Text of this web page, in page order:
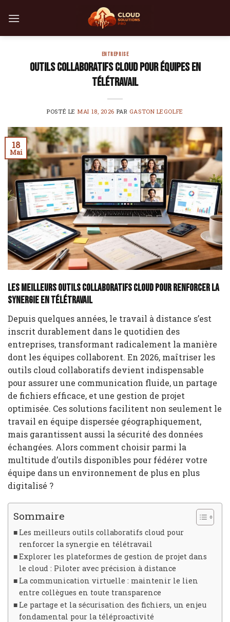
ENTREPRISE
Outils collaboratifs cloud pour équipes en
télétravail
POSTÉ LE MAI 18, 2026 PAR GASTON LEGOLFE
18
Mai
Les meilleurs outils collaboratifs cloud pour renforcer la
synergie en télétravail
Depuis quelques années, le travail à distance s’est
inscrit durablement dans le quotidien des
entreprises, transformant radicalement la manière
dont les équipes collaborent. En 2026, maîtriser les
outils cloud collaboratifs devient indispensable
pour assurer une communication fluide, un partage
de fichiers efficace, et une gestion de projet
optimisée. Ces solutions facilitent non seulement le
travail en équipe dispersée géographiquement,
mais garantissent aussi la sécurité des données
échangées. Alors comment choisir parmi la
multitude d’outils disponibles pour fédérer votre
équipe dans un environnement de plus en plus
digitalisé ?
Sommaire
Les meilleurs outils collaboratifs cloud pour
renforcer la synergie en télétravail
Explorer les plateformes de gestion de projet dans
le cloud : Piloter avec précision à distance
La communication virtuelle : maintenir le lien
entre collègues en toute transparence
Le partage et la sécurisation des fichiers, un enjeu
fondamental pour la téléproactivité